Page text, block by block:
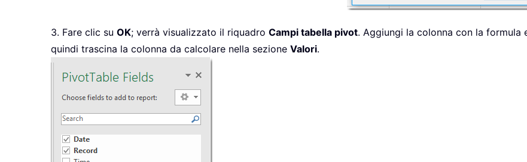
3. Fare clic su OK; verrà visualizzato il riquadro Campi tabella pivot. Aggiungi la colonna con la formula
quindi trascina la colonna da calcolare nella sezione Valori.